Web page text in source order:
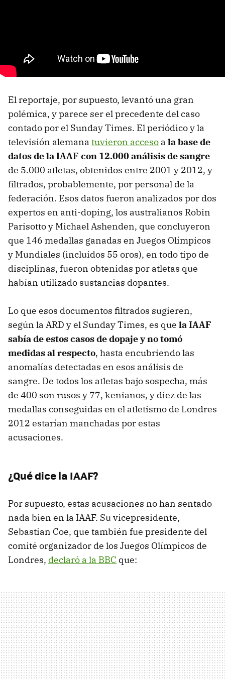
El reportaje, por supuesto, levantó una gran
polémica, y parece ser el precedente del caso
contado por el Sunday Times. El periódico y la
televisión alemana tuvieron acceso a la base de
datos de la IAAF con 12.000 análisis de sangre
de 5.000 atletas, obtenidos entre 2001 y 2012, y
filtrados, probablemente, por personal de la
federación. Esos datos fueron analizados por dos
expertos en anti-doping, los australianos Robin
Parisotto y Michael Ashenden, que concluyeron
que 146 medallas ganadas en Juegos Olímpicos
y Mundiales (incluidos 55 oros), en todo tipo de
disciplinas, fueron obtenidas por atletas que
habían utilizado sustancias dopantes.
Lo que esos documentos filtrados sugieren,
según la ARD y el Sunday Times, es que la IAAF
sabía de estos casos de dopaje y no tomó
medidas al respecto, hasta encubriendo las
anomalías detectadas en esos análisis de
sangre. De todos los atletas bajo sospecha, más
de 400 son rusos y 77, kenianos, y diez de las
medallas conseguidas en el atletismo de Londres
2012 estarían manchadas por estas
acusaciones.
¿Qué dice la IAAF?
Por supuesto, estas acusaciones no han sentado
nada bien en la IAAF. Su vicepresidente,
Sebastian Coe, que también fue presidente del
comité organizador de los Juegos Olímpicos de
Londres, declaró a la BBC que: